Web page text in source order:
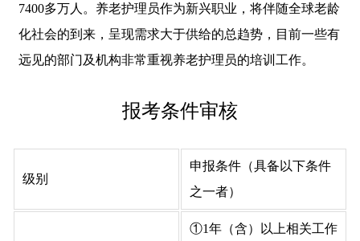
7400多万人。养老护理员作为新兴职业，将伴随全球老龄
化社会的到来，呈现需求大于供给的总趋势，目前一些有
远见的部门及机构非常重视养老护理员的培训工作。
报考条件审核
级别
申报条件（具备以下条件
之一者）
①1年（含）以上相关工作